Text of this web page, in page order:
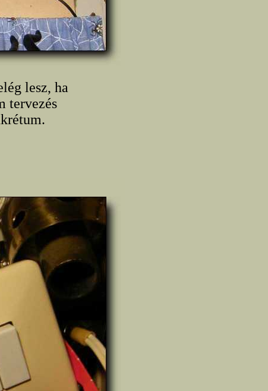
lesz, ha
tervezés